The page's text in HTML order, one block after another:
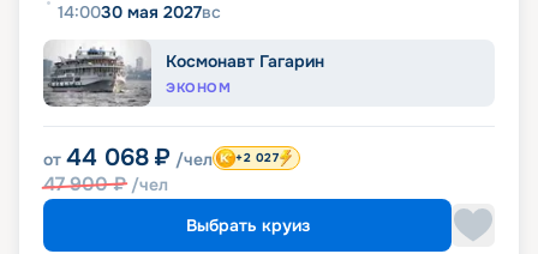
14:0030 мая 2027вс
Космонавт Гагарин
ЭКОНОМ
от 44 068 ₽ /чел
47 900₽ /чел
+2 027
Выбрать круиз